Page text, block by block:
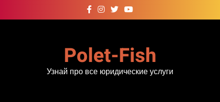
к
Polet-Fish
Узнай про все юридические услуги